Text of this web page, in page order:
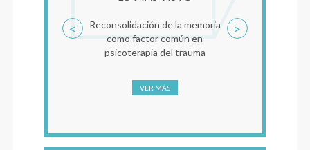
Reconsolidación de la memoria
como factor común en
psicoterapia del trauma
VER MÁS
< >